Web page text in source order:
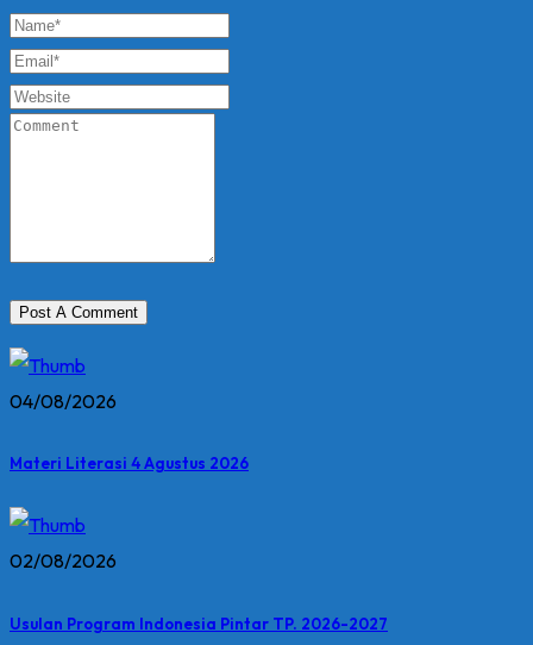
04/08/2026
Materi Literasi 4 Agustus 2026
02/08/2026
Usulan Program Indonesia Pintar TP. 2026-2027